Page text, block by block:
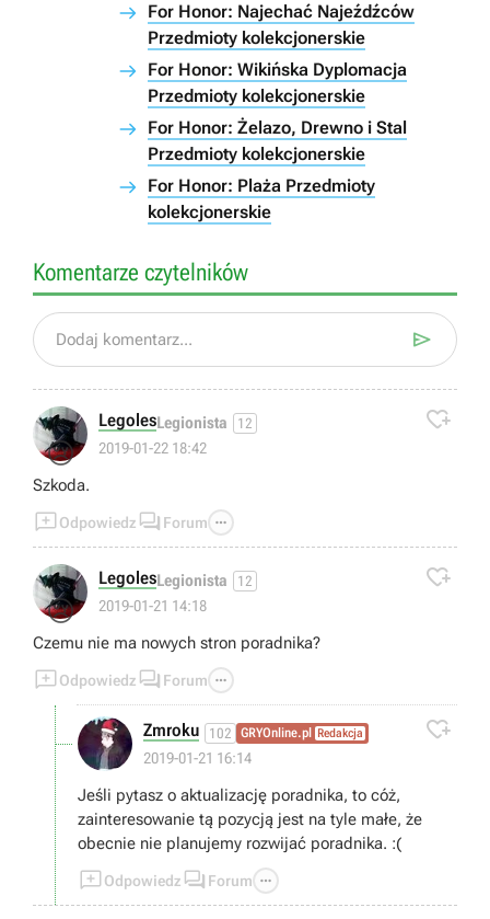
For Honor: Najechać Najeźdźców
Przedmioty kolekcjonerskie
For Honor: Wikińska Dyplomacja
Przedmioty kolekcjonerskie
For Honor: Żelazo, Drewno i Stal
Przedmioty kolekcjonerskie
For Honor: Plaża Przedmioty
kolekcjonerskie
Komentarze czytelników
Dodaj komentarz... 
😢
LegolesLegionista 12
2019-01-22 18:42

Szkoda.
Odpowiedz  Forum 
😢
LegolesLegionista 12
2019-01-21 14:18

Czemu nie ma nowych stron poradnika?
Odpowiedz  Forum 
Zmroku 102 GRYOnline.pl Redakcja
2019-01-21 16:14

Jeśli pytasz o aktualizację poradnika, to cóż,
zainteresowanie tą pozycją jest na tyle małe, że
obecnie nie planujemy rozwijać poradnika. :(
Odpowiedz  Forum 